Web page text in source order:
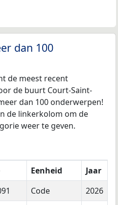
dan 100
de meest recent
de buurt Court-Saint-
dan 100 onderwerpen!
de linkerkolom om de
weer te geven.
Eenheid
Jaar
Code
2026